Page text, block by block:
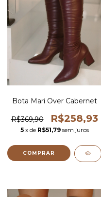
Bota Mari Over Cabernet
R$369,90 R$258,93
5 x de R$51,79 sem juros
COMPRAR